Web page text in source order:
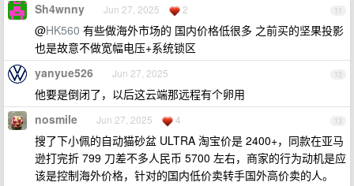
11
Sh4wnny Jun 27, 2025 2
@HK560 有些做海外市场的 国内价格低很多 之前买的坚果投影
也是故意不做宽幅电压+系统锁区
12
yanyue526 Jun 27, 2025
他要是倒闭了，以后这云端那远程有个卵用
13
nosmile Jun 27, 2025 4
搜了下小佩的自动猫砂盆 ULTRA 淘宝价是 2400+，同款在亚马
逊打完折 799 刀差不多人民币 5700 左右，商家的行为动机是应
该是控制海外价格，针对的国内低价卖转手国外高价卖的人。